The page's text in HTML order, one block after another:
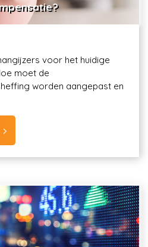
voor het huidige
moet de
worden aangepast en